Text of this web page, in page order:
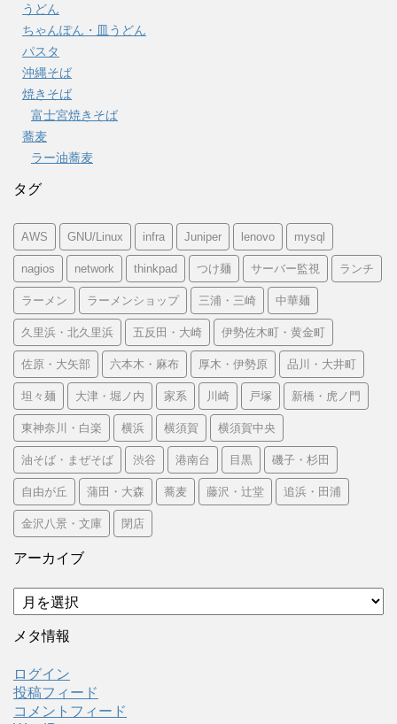
うどん
ちゃんぽん・皿うどん
パスタ
沖縄そば
焼きそば
富士宮焼きそば
蕎麦
ラー油蕎麦
タグ
AWS GNU/Linux infra Juniper lenovo mysql
nagios network thinkpad つけ麺 サーバー監視 ランチ
ラーメン ラーメンショップ 三浦・三崎 中華麺
久里浜・北久里浜 五反田・大崎 伊勢佐木町・黄金町
佐原・大矢部 六本木・麻布 厚木・伊勢原 品川・大井町
坦々麺 大津・堀ノ内 家系 川崎 戸塚 新橋・虎ノ門
東神奈川・白楽 横浜 横須賀 横須賀中央
油そば・まぜそば 渋谷 港南台 目黒 磯子・杉田
自由が丘 蒲田・大森 蕎麦 藤沢・辻堂 追浜・田浦
金沢八景・文庫 閉店
アーカイブ
ア
ー
カ
ブ
メタ情報
ログイン
投稿フィード
コメントフィード